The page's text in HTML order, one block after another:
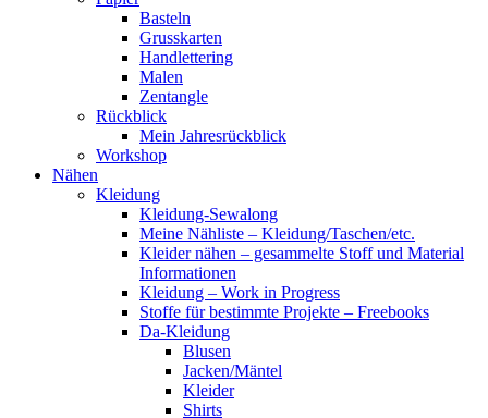
Basteln
Grusskarten
Handlettering
Malen
Zentangle
Rückblick
Mein Jahresrückblick
Workshop
Nähen
Kleidung
Kleidung-Sewalong
Meine Nähliste – Kleidung/Taschen/etc.
Kleider nähen – gesammelte Stoff und Material
Informationen
Kleidung – Work in Progress
Stoffe für bestimmte Projekte – Freebooks
Da-Kleidung
Blusen
Jacken/Mäntel
Kleider
Shirts